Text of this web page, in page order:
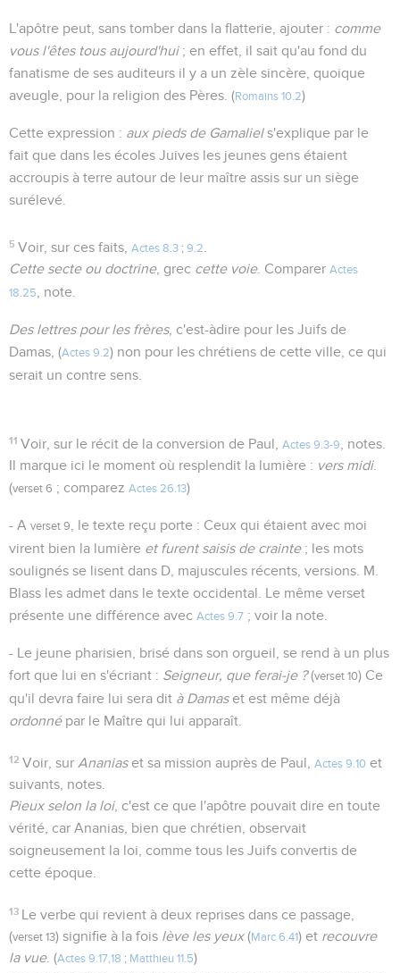
L'apôtre peut, sans tomber dans la flatterie, ajouter : comme
vous l'êtes tous aujourd'hui; en effet, il sait qu'au fond du
fanatisme de ses auditeurs il y a un zèle sincère, quoique
aveugle, pour la religion des Pères. (Romains 10.2)
Cette expression : aux pieds de Gamaliels'explique par le
fait que dans les écoles Juives les jeunes gens étaient
accroupis à terre autour de leur maître assis sur un siège
surélevé.
5 Voir, sur ces faits,Actes 8.3 ;9.2
Cette secte ou doctrine, grec cette voie. Comparer Actes
18.25
, note.
Des lettres pour les frères, c'est-àdire pour les Juifs de
Damas, (Actes 9.2) non pour les chrétiens de cette ville, ce qui
serait un contre sens.
11 Voir, sur le récit de la conversion de Paul,Actes 9.3-9
, notes.
Il marque ici le moment où resplendit la lumière : vers midi.
(verset 6 ; comparez Actes 26.13)
- A verset 9
, le texte reçu porte : Ceux qui étaient avec moi
virent bien la lumière et furent saisis de crainte; les mots
soulignés se lisent dans D, majuscules récents, versions. M.
Blass les admet dans le texte occidental. Le même verset
présente une différence avec Actes 9.7 ; voir la note.
- Le jeune pharisien, brisé dans son orgueil, se rend à un plus
fort que lui en s'écriant : Seigneur, que ferai-je ?(verset 10) Ce
qu'il devra faire lui sera dit à Damaset est même déjà
ordonnépar le Maître qui lui apparaît.
12 Voir, sur Ananiaset sa mission auprès de Paul,Actes 9.10 et
suivants, notes.
Pieux selon la loi, c'est ce que l'apôtre pouvait dire en toute
vérité, car Ananias, bien que chrétien, observait
soigneusement la loi, comme tous les Juifs convertis de
cette époque.
13 Le verbe qui revient à deux reprises dans ce passage,
(verset 13) signifie à la fois lève les yeux(Marc 6.41) et recouvre
la vue. (Actes 9.17,18 ; Matthieu 11.5)